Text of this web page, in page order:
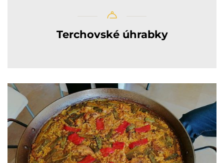
Terchovské úhrabky